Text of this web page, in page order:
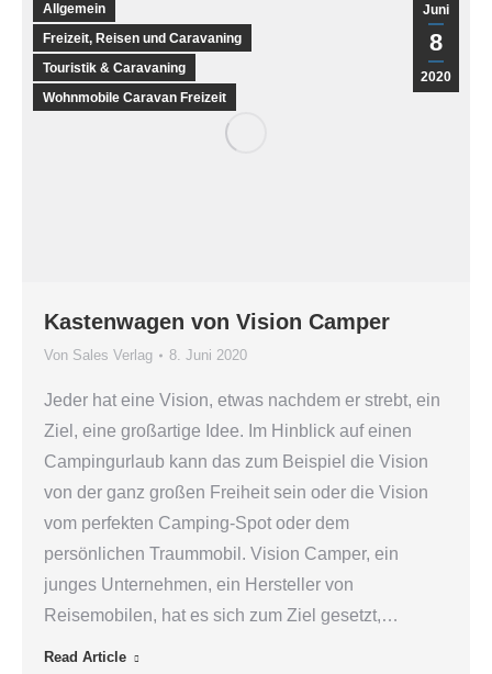
Juni
8
2020
Allgemein
Freizeit, Reisen und Caravaning
Touristik & Caravaning
Wohnmobile Caravan Freizeit
Kastenwagen von Vision Camper
Von Sales Verlag 8. Juni 2020
Jeder hat eine Vision, etwas nachdem er strebt, ein
Ziel, eine großartige Idee. Im Hinblick auf einen
Campingurlaub kann das zum Beispiel die Vision
von der ganz großen Freiheit sein oder die Vision
vom perfekten Camping-Spot oder dem
persönlichen Traummobil. Vision Camper, ein
junges Unternehmen, ein Hersteller von
Reisemobilen, hat es sich zum Ziel gesetzt,…
Read Article